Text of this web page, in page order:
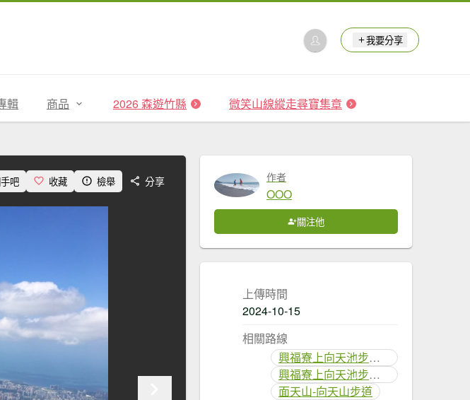
我要分享
輯 商品 2026 森遊竹縣 微笑山線縱走尋寶集章
吧 收藏 檢舉 分享 作者
OOO
關注他
上傳時間
2024-10-15
相關路線
興福寮上向天池步道(出清天宫)
興福寮上向天池步道(出清天宫)
面天山-向天山步道